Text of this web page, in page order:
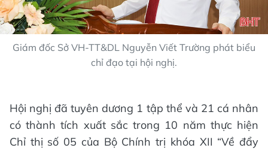
Giám đốc Sở VH-TT&DL Nguyễn Viết Trường phát biểu
chỉ đạo tại hội nghị.
Hội nghị đã tuyên dương 1 tập thể và 21 cá nhân
có thành tích xuất sắc trong 10 năm thực hiện
Chỉ thị số 05 của Bộ Chính trị khóa XII “Về đẩy